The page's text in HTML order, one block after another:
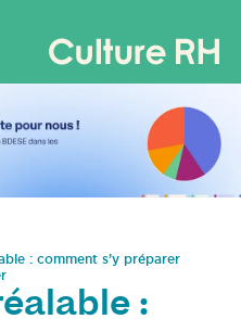
: comment s’y préparer
: